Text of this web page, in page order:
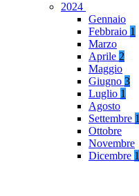
2024
Gennaio
Febbraio 1
Marzo
Aprile 2
Maggio
Giugno 3
Luglio 1
Agosto
Settembre 1
Ottobre
Novembre
Dicembre 1